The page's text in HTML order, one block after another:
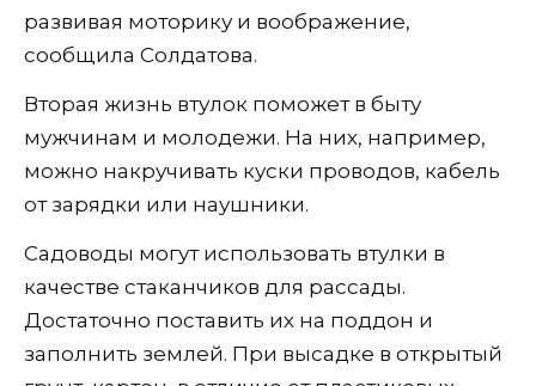
развивая моторику и воображение,
сообщила Солдатова.
Вторая жизнь втулок поможет в быту
мужчинам и молодежи. На них, например,
можно накручивать куски проводов, кабель
от зарядки или наушники.
Садоводы могут использовать втулки в
качестве стаканчиков для рассады.
Достаточно поставить их на поддон и
заполнить землей. При высадке в открытый